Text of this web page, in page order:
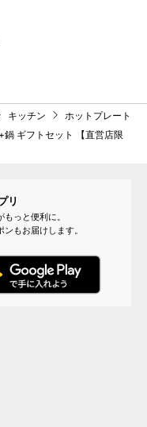
キッチン
ホットプレート
鍋 ギフトセット 【直営店限
リ
っと便利に。
もお届けします。